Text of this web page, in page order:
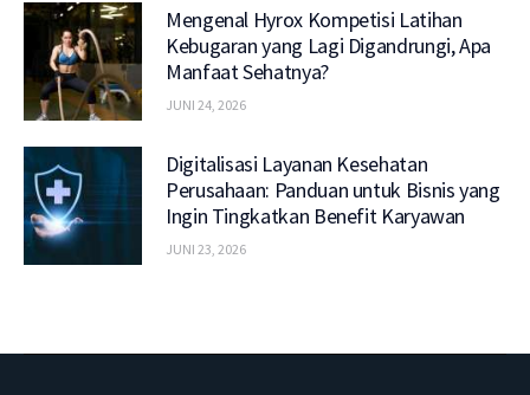
Mengenal Hyrox Kompetisi Latihan
Kebugaran yang Lagi Digandrungi, Apa
Manfaat Sehatnya?
JUNI 24, 2026
Digitalisasi Layanan Kesehatan
Perusahaan: Panduan untuk Bisnis yang
Ingin Tingkatkan Benefit Karyawan
JUNI 23, 2026